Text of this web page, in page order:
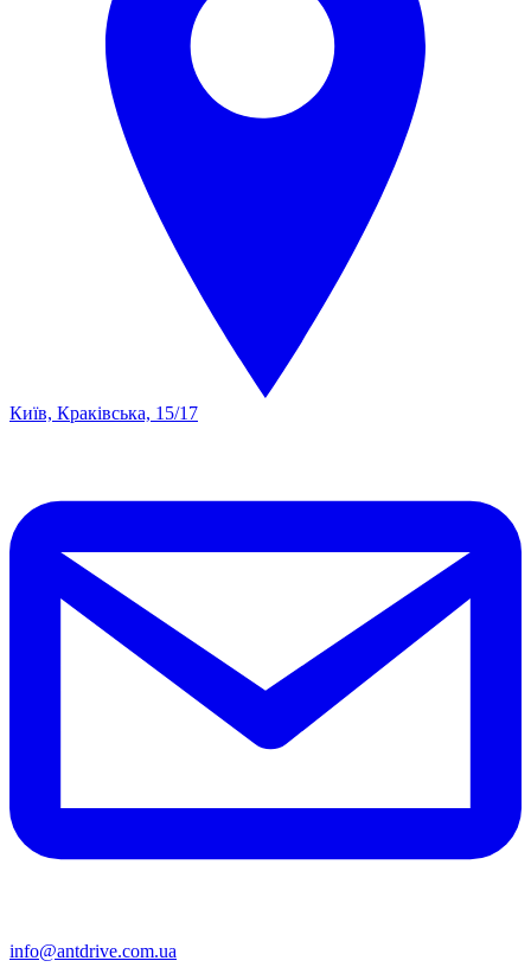
Київ, Краківська, 15/17
info@antdrive.com.ua